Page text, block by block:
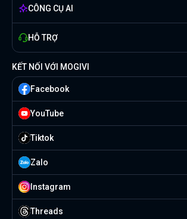
CÔNG CỤ AI
HỖ TRỢ
KẾT NỐI VỚI MOGIVI
Facebook
YouTube
Tiktok
Zalo
Instagram
Threads